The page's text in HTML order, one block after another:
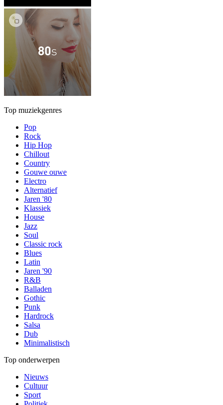
Top muziekgenres
Pop
Rock
Hip Hop
Chillout
Country
Gouwe ouwe
Electro
Alternatief
Jaren '80
Klassiek
House
Jazz
Soul
Classic rock
Blues
Latin
Jaren '90
R&B
Balladen
Gothic
Punk
Hardrock
Salsa
Dub
Minimalistisch
Top onderwerpen
Nieuws
Cultuur
Sport